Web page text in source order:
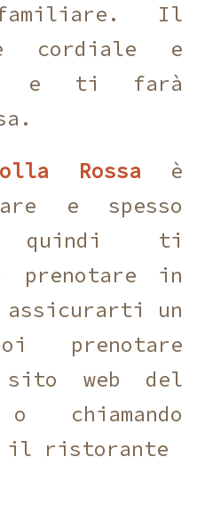
Il
cordiale e
e ti farà
Rossa è
e spesso
quindi ti
prenotare in
un
prenotare
web del
chiamando
il ristorante